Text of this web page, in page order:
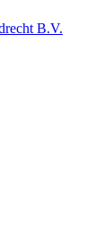
B.V.